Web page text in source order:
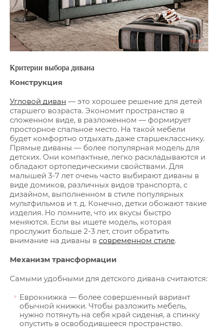
Критерии выбора дивана
Конструкция
Угловой диван — это хорошее решение для детей
старшего возраста. Экономит пространство в
сложенном виде, в разложенном — формирует
просторное спальное место. На такой мебели
будет комфортно отдыхать даже старшекласснику.
Прямые диваны — более популярная модель для
детских. Они компактные, легко раскладываются и
обладают ортопедическими свойствами. Для
малышей 3-7 лет очень часто выбирают диваны в
виде домиков, различных видов транспорта, с
дизайном, выполненном в стиле популярных
мультфильмов и т. д. Конечно, детки обожают такие
изделия. Но помните, что их вкусы быстро
меняются. Если вы ищете модель, которая
прослужит больше 2-3 лет, стоит обратить
внимание на диваны в современном стиле.
Механизм трансформации
Самыми удобными для детского дивана считаются:
Еврокнижка — более совершенный вариант
обычной книжки. Чтобы разложить мебель,
нужно потянуть на себя край сиденья, а спинку
опустить в освободившееся пространство.